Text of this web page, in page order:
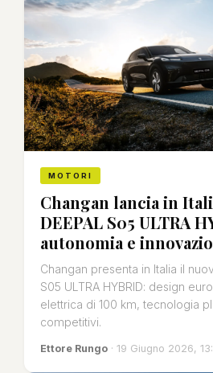
MOTORI
Changan lancia in
DEEPAL S05 ULTRA
autonomia e
Changan presenta in Italia il
S05 ULTRA HYBRID: design
elettrica di 100 km, tecnologia
competitivi.
Ettore Rungo · 19 Giugno 2026,